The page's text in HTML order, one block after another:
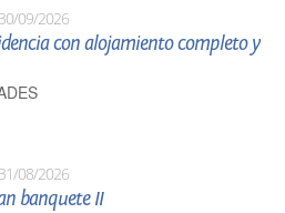
30/09/2026
con alojamiento completo y
31/08/2026
banquete II